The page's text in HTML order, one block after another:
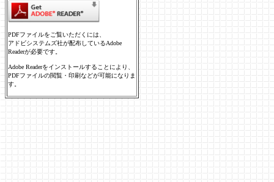
PDFファイルをご覧いただくには、
アドビシステムズ社が配布しているAdobe
Readerが必要です。
Adobe Readerをインストールすることにより、
PDFファイルの閲覧・印刷などが可能になりま
す。